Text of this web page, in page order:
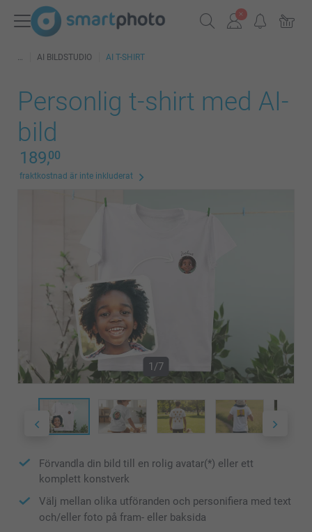
AI BILDSTUDIO AI T-SHIRT
Personlig t-shirt med AI-
bild
189,00
fraktkostnad är inte inkluderat
1/7
Förvandla din bild till en rolig avatar(*) eller ett
komplett konstverk
Välj mellan olika utföranden och personifiera med text
och/eller foto på fram- eller baksida